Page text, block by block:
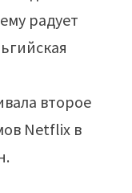
радует
второе
Netflix в